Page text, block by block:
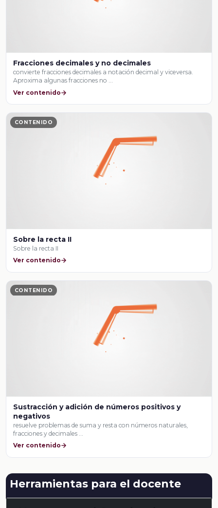
Fracciones decimales y no decimales
convierte fracciones decimales a notación decimal y viceversa.
Aproxima algunas fracciones no …
Ver contenido
CONTENIDO
Sobre la recta II
Sobre la recta II
Ver contenido
CONTENIDO
Sustracción y adición de números positivos y
negativos
resuelve problemas de suma y resta con números naturales,
fracciones y decimales …
Ver contenido
Herramientas para el docente